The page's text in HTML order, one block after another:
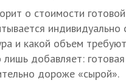
о стоимости
индивидуально
и какой объем
лишь добавляет:
дороже «сырой».